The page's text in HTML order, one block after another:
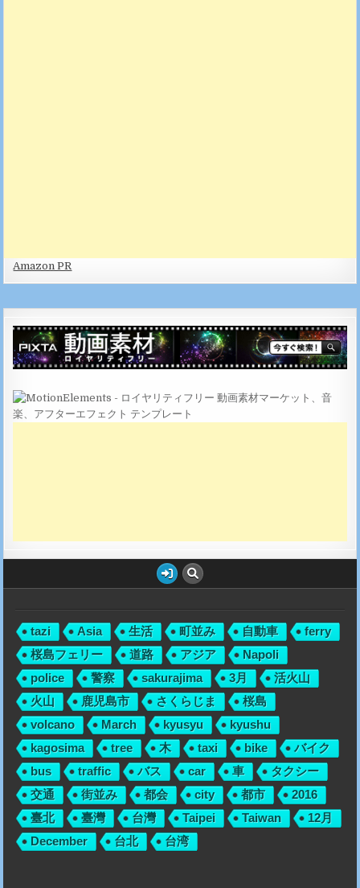
Amazon PR
tazi Asia 生活 町並み 自動車
ferry
桜島フェリー
道路 アジア
Napoli
police
警察 sakurajima 3月
活火山
火山
鹿児島市 さくらじま
桜島
volcano
March kyusyu
kyushu
kagosima
tree 木 taxi bike
バイク
bus
traffic バス car 車
タクシー
交通
街並み 都会 city 都市
2016
臺北
臺灣 台灣 Taipei Taiwan
12月
December
台北 台湾